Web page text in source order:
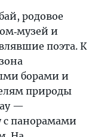
родовое
и
поэта. К
борами и
природы
—
с панорамами